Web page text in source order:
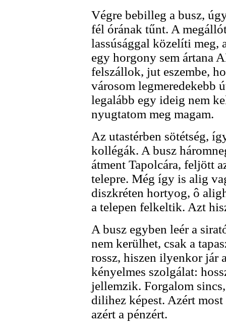
Végre bebilleg a busz,
fél órának tűnt. A
lassúsággal közelíti meg,
egy horgony sem ártana
felszállok, jut eszembe,
városom legmeredekebb
legalább egy ideig nem
nyugtatom meg magam.
Az utastérben sötétség,
kollégák. A busz
átment Tapolcára, feljött
telepre. Még így is alig
diszkréten hortyog, ô
a telepen felkeltik. Azt
A busz egyben leér a
nem kerülhet, csak a
rossz, hiszen ilyenkor jár
kényelmes szolgálat:
jellemzik. Forgalom
dilihez képest. Azért
azért a pénzért.